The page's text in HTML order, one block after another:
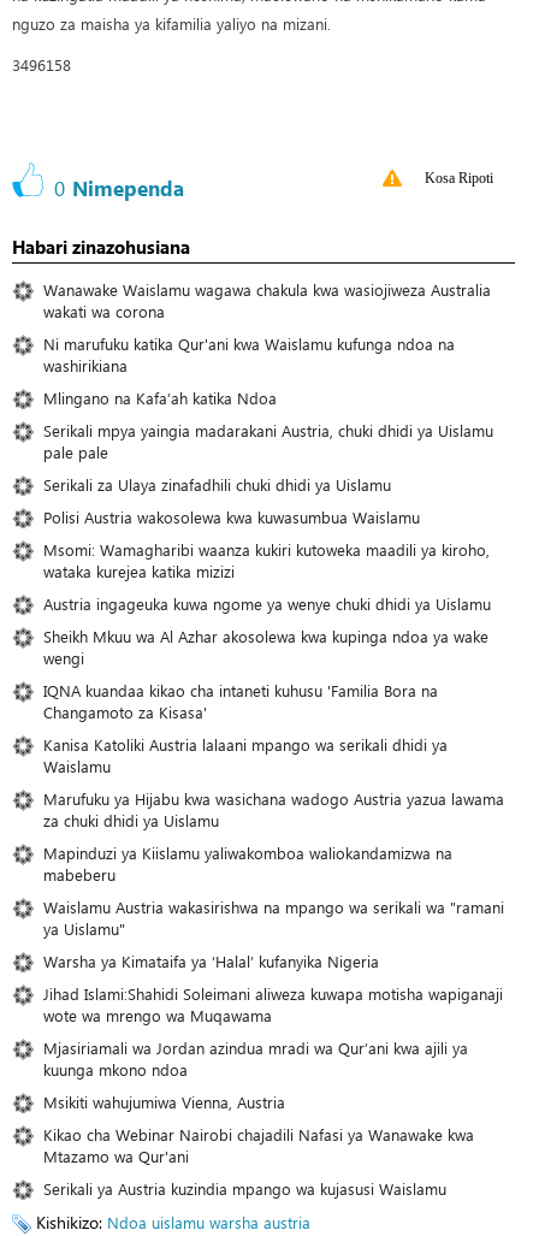
nguzo za maisha ya kifamilia yaliyo na mizani.
3496158
0 Nimependa Kosa Ripoti
Habari zinazohusiana
Wanawake Waislamu wagawa chakula kwa wasiojiweza Australia
wakati wa corona
Ni marufuku katika Qur'ani kwa Waislamu kufunga ndoa na
washirikiana
Mlingano na Kafa’ah katika Ndoa
Serikali mpya yaingia madarakani Austria, chuki dhidi ya Uislamu
pale pale
Serikali za Ulaya zinafadhili chuki dhidi ya Uislamu
Polisi Austria wakosolewa kwa kuwasumbua Waislamu
Msomi: Wamagharibi waanza kukiri kutoweka maadili ya kiroho,
wataka kurejea katika mizizi
Austria ingageuka kuwa ngome ya wenye chuki dhidi ya Uislamu
Sheikh Mkuu wa Al Azhar akosolewa kwa kupinga ndoa ya wake
wengi
IQNA kuandaa kikao cha intaneti kuhusu 'Familia Bora na
Changamoto za Kisasa'
Kanisa Katoliki Austria lalaani mpango wa serikali dhidi ya
Waislamu
Marufuku ya Hijabu kwa wasichana wadogo Austria yazua lawama
za chuki dhidi ya Uislamu
Mapinduzi ya Kiislamu yaliwakomboa waliokandamizwa na
mabeberu
Waislamu Austria wakasirishwa na mpango wa serikali wa "ramani
ya Uislamu"
Warsha ya Kimataifa ya ‘Halal’ kufanyika Nigeria
Jihad Islami:Shahidi Soleimani aliweza kuwapa motisha wapiganaji
wote wa mrengo wa Muqawama
Mjasiriamali wa Jordan azindua mradi wa Qur’ani kwa ajili ya
kuunga mkono ndoa
Msikiti wahujumiwa Vienna, Austria
Kikao cha Webinar Nairobi chajadili Nafasi ya Wanawake kwa
Mtazamo wa Qur'ani
Serikali ya Austria kuzindia mpango wa kujasusi Waislamu
Kishikizo: Ndoa uislamu warsha austria